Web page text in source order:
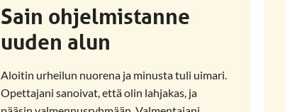
Sain ohjelmistanne
uuden alun
Aloitin urheilun nuorena ja minusta tuli uimari.
Opettajani sanoivat, että olin lahjakas, ja